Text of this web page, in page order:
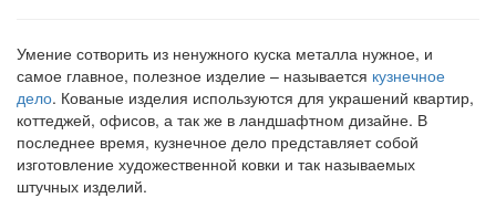
Умение сотворить из ненужного куска металла нужное, и
самое главное, полезное изделие – называется кузнечное
дело. Кованые изделия используются для украшений квартир,
коттеджей, офисов, а так же в ландшафтном дизайне. В
последнее время, кузнечное дело представляет собой
изготовление художественной ковки и так называемых
штучных изделий.